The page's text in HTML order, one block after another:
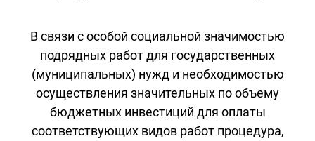
В связи с особой социальной значимостью
подрядных работ для государственных
(муниципальных) нужд и необходимостью
осуществления значительных по объему
бюджетных инвестиций для оплаты
соответствующих видов работ процедура,